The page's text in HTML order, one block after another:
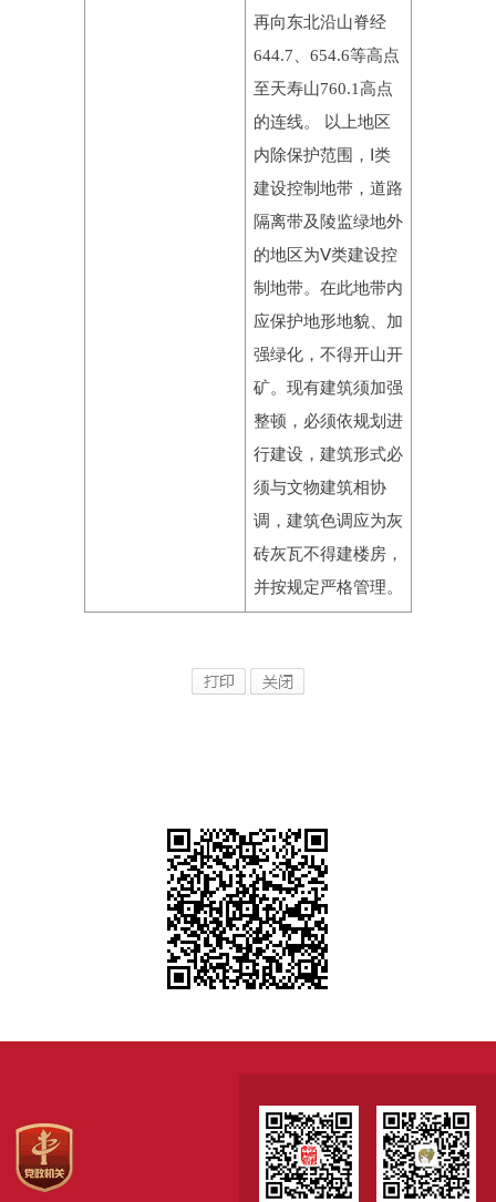
再向东北沿山脊经
644.7、654.6等高点
至天寿山760.1高点
的连线。 以上地区
内除保护范围，Ⅰ类
建设控制地带，道路
隔离带及陵监绿地外
的地区为Ⅴ类建设控
制地带。在此地带内
应保护地形地貌、加
强绿化，不得开山开
矿。现有建筑须加强
整顿，必须依规划进
行建设，建筑形式必
须与文物建筑相协
调，建筑色调应为灰
砖灰瓦不得建楼房，
并按规定严格管理。